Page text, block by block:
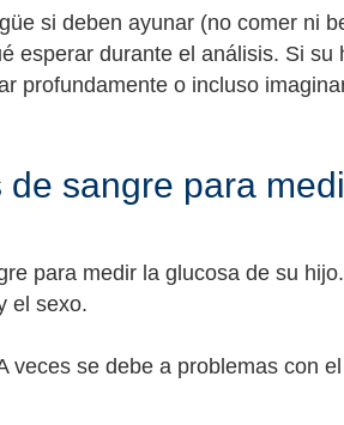
si deben ayunar (no comer ni
esperar durante el análisis. Si su
profundamente o incluso
sangre para
para medir la glucosa de su
el sexo.
veces se debe a problemas con